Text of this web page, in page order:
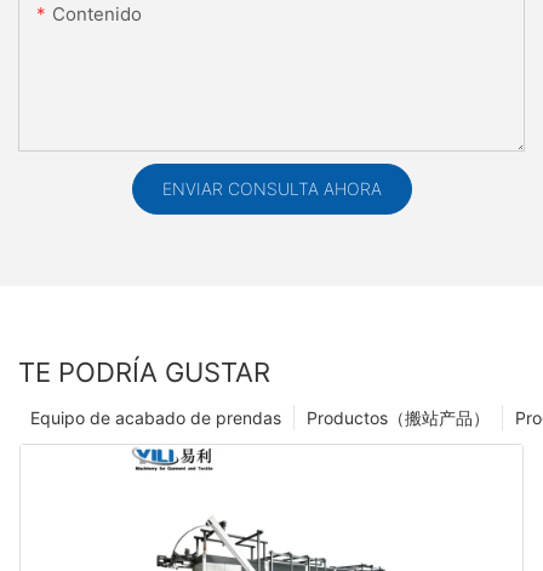
Contenido
ENVIAR CONSULTA AHORA
TE PODRÍA GUSTAR
Productos（搬站产品）
Equipo de acabado de prendas